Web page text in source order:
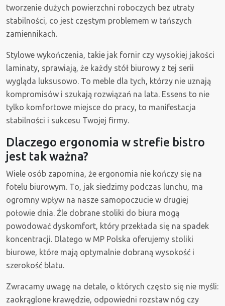
tworzenie dużych powierzchni roboczych bez utraty
stabilności, co jest częstym problemem w tańszych
zamiennikach.
Stylowe wykończenia, takie jak fornir czy wysokiej jakości
laminaty, sprawiają, że każdy stół biurowy z tej serii
wygląda luksusowo. To meble dla tych, którzy nie uznają
kompromisów i szukają rozwiązań na lata. Essens to nie
tylko komfortowe miejsce do pracy, to manifestacja
stabilności i sukcesu Twojej firmy.
Dlaczego ergonomia w strefie bistro
jest tak ważna?
Wiele osób zapomina, że ergonomia nie kończy się na
fotelu biurowym. To, jak siedzimy podczas lunchu, ma
ogromny wpływ na nasze samopoczucie w drugiej
połowie dnia. Źle dobrane stoliki do biura mogą
powodować dyskomfort, który przekłada się na spadek
koncentracji. Dlatego w MP Polska oferujemy stoliki
biurowe, które mają optymalnie dobraną wysokość i
szerokość blatu.
Zwracamy uwagę na detale, o których często się nie myśli:
zaokrąglone krawędzie, odpowiedni rozstaw nóg czy